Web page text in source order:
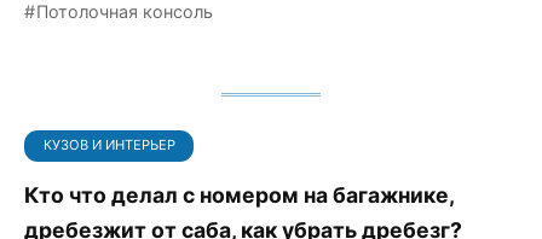
Потолочная консоль
КУЗОВ И ИНТЕРЬЕР
Кто что делал с номером на багажнике,
дребезжит от саба, как убрать дребезг?